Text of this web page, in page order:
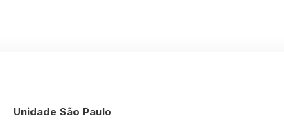
Unidade São Paulo